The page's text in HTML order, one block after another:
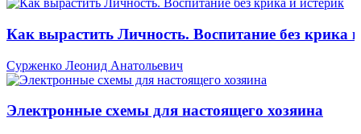
Как вырастить Личность. Воспитание без крика
Сурженко Леонид Анатольевич
Электронные схемы для настоящего хозяина